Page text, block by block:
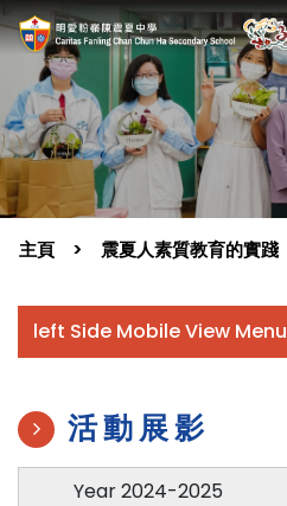
主頁 震夏人素質教育的實踐
left Side Mobile View Menu
活動展影